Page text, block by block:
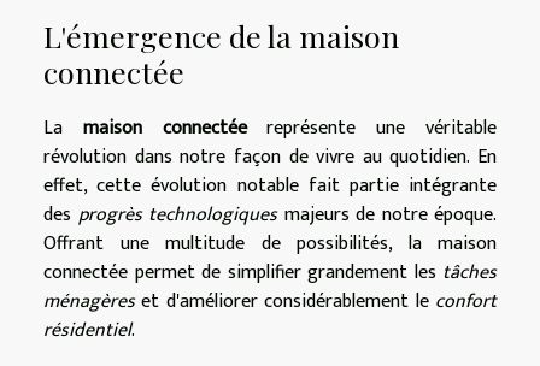
L'émergence de la maison
connectée
La maison connectéereprésente une véritable
révolution dans notre façon de vivre au quotidien. En
effet, cette évolution notable fait partie intégrante
des progrès technologiquesmajeurs de notre époque.
Offrant une multitude de possibilités, la maison
connectée permet de simplifier grandement les tâches
ménagèreset d'améliorer considérablement le confort
résidentiel.